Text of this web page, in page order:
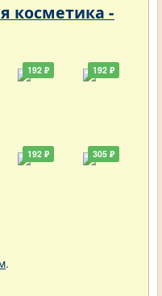
косметика -
192 ₽
192 ₽
192 ₽
305 ₽
.